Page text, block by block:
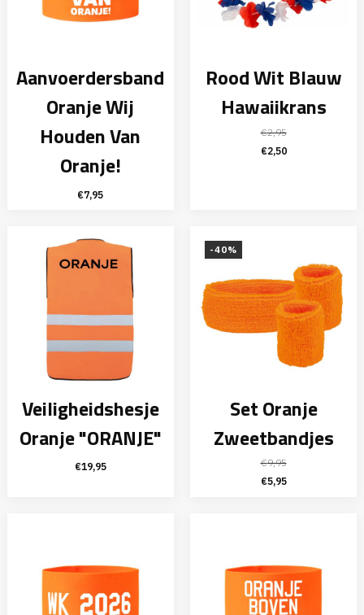
Aanvoerdersband
Oranje Wij
Houden Van
Oranje!
€7,95
Rood Wit Blauw
Hawaiikrans
€2,95
Oorspronkelijke
€2,50Huidige
Veiligheidshesje
Oranje "ORANJE"
€19,95
-40%
Set Oranje
Zweetbandjes
€9,95
Oorspronkelijke
€5,95Huidige